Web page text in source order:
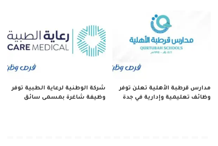
مدارس قرطبة الأهلية تعلن توفر
وظائف تعليمية وإدارية في جدة
شركة الوطنية لرعاية الطبية توفر
وظيفة شاغرة بمسمى سائق